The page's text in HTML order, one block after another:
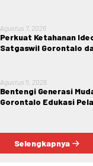
Agustus 7, 2026
Perkuat Ketahanan
Satgaswil Gorontalo
Kabila
Agustus 5, 2026
Bentengi Generasi
Gorontalo Edukasi
Selengkapnya